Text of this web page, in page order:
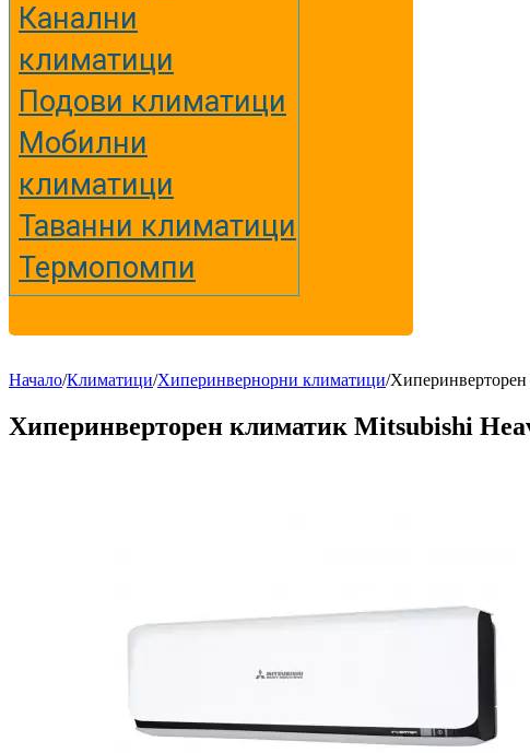
Канални
климатици
Подови климатици
Мобилни
климатици
Таванни климатици
Термопомпи
Начало/Климатици/Хиперинвернорни климатици/
Хиперинверторен климатик Mitsubishi